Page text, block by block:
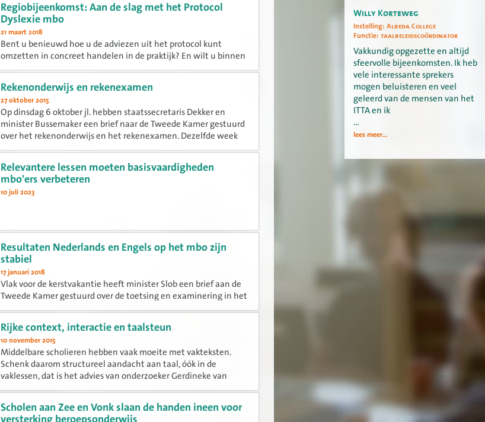
Willy Korteweg
Instelling: Albeda College
Functie: taalbeleidscoördinator
Vakkundig opgezette en altijd
sfeervolle bijeenkomsten. Ik heb
vele interessante sprekers
mogen beluisteren en veel
geleerd van de mensen van het
ITTA en ik
…
lees meer...
Regiobijeenkomst: Aan de slag met het Protocol
Dyslexie mbo
21 maart 2018
Bent u benieuwd hoe u de adviezen uit het protocol kunt
omzetten in concreet handelen in de praktijk? En wilt u binnen
uw mbo-instelling een verbeterslag maken met (de uitvoering
van) het dyslexiebeleid? Meld u dan voor 30 maart aan voor de...
Rekenonderwijs en rekenexamen
27 oktober 2015
Op dinsdag 6 oktober jl. hebben staatssecretaris Dekker en
minister Bussemaker een brief naar de Tweede Kamer gestuurd
over het rekenonderwijs en het rekenexamen. Dezelfde week
vond hierover een debat plaats in de Tweede Kamer. Tijdens het
debat...
Relevantere lessen moeten basisvaardigheden
mbo'ers verbeteren
10 juli 2023
Resultaten Nederlands en Engels op het mbo zijn
stabiel
17 januari 2018
Vlak voor de kerstvakantie heeft minister Slob een brief aan de
Tweede Kamer gestuurd over de toetsing en examinering in het
voortgezet onderwijs. In deze brief wordt kort ingegaan op de
resultaten op de referentieniveaus in het mbo.
Rijke context, interactie en taalsteun
10 november 2015
Middelbare scholieren hebben vaak moeite met vakteksten.
Schenk daarom structureel aandacht aan taal, óók in de
vaklessen, dat is het advies van onderzoeker Gerdineke van
Silfhout. In het onderwijsvakblad Didactief legt zij in drie
stappen uit hoe...
Scholen aan Zee en Vonk slaan de handen ineen voor